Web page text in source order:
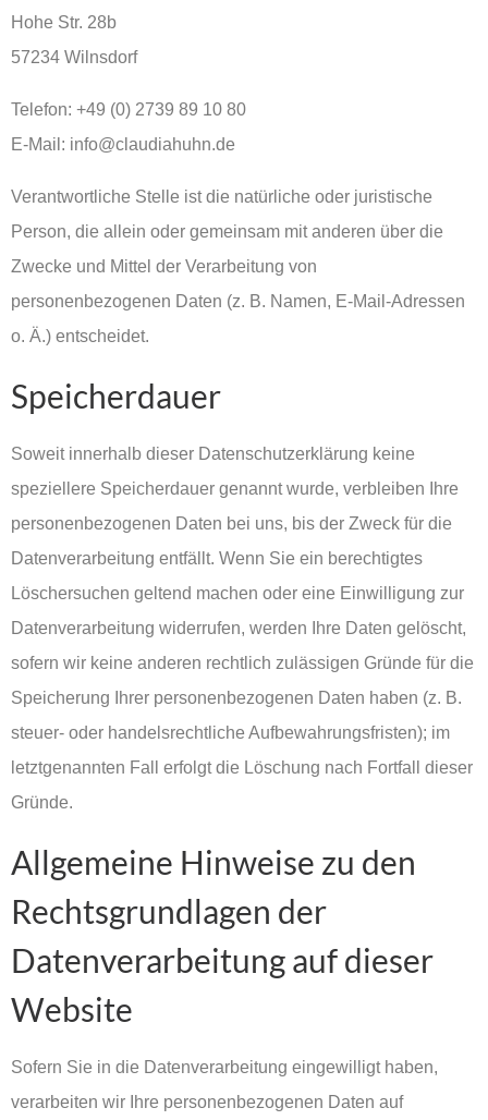
Hohe Str. 28b
57234 Wilnsdorf
Telefon: +49 (0) 2739 89 10 80
E-Mail: info@claudiahuhn.de
Verantwortliche Stelle ist die natürliche oder juristische
Person, die allein oder gemeinsam mit anderen über die
Zwecke und Mittel der Verarbeitung von
personenbezogenen Daten (z. B. Namen, E-Mail-Adressen
o. Ä.) entscheidet.
Speicherdauer
Soweit innerhalb dieser Datenschutzerklärung keine
speziellere Speicherdauer genannt wurde, verbleiben Ihre
personenbezogenen Daten bei uns, bis der Zweck für die
Datenverarbeitung entfällt. Wenn Sie ein berechtigtes
Löschersuchen geltend machen oder eine Einwilligung zur
Datenverarbeitung widerrufen, werden Ihre Daten gelöscht,
sofern wir keine anderen rechtlich zulässigen Gründe für die
Speicherung Ihrer personenbezogenen Daten haben (z. B.
steuer- oder handelsrechtliche Aufbewahrungsfristen); im
letztgenannten Fall erfolgt die Löschung nach Fortfall dieser
Gründe.
Allgemeine Hinweise zu den
Rechtsgrundlagen der
Datenverarbeitung auf dieser
Website
Sofern Sie in die Datenverarbeitung eingewilligt haben,
verarbeiten wir Ihre personenbezogenen Daten auf